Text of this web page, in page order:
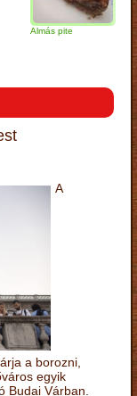
Almás pite
A
a borozni,
egyik
Budai Várban.